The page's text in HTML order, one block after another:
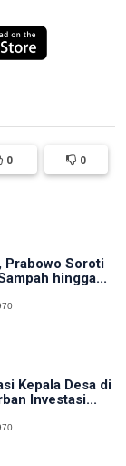
0 0
Prabowo Soroti
hingga...
Kepala Desa di
Investasi...